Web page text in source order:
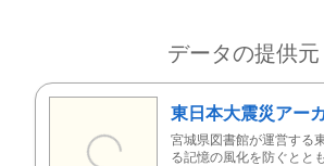
データの提供元
東日本大震災アー
宮城県図書館が運営する
る記憶の風化を防ぐとと